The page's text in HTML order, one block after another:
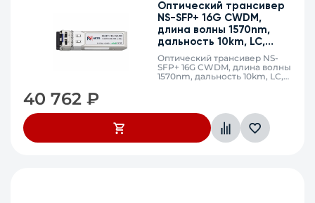
Оптический трансивер
NS-SFP+ 16G CWDM,
длина волны 1570nm,
дальность 10km, LC,
DDM
Оптический трансивер NS-
SFP+ 16G CWDM, длина волны
1570nm, дальность 10km, LC,
40 762₽